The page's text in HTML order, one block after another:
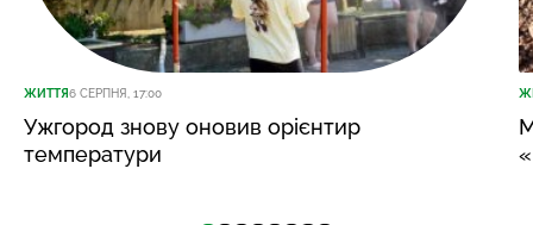
ЖИТТЯ6 СЕРПНЯ, 17:00
Ужгород знову оновив орієнтир
температури